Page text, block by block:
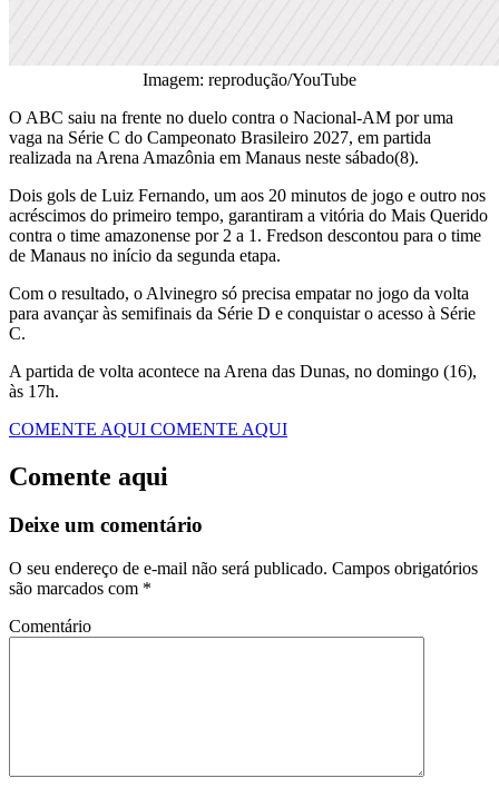
Imagem: reprodução/YouTube
O ABC saiu na frente no duelo contra o Nacional-AM por uma
vaga na Série C do Campeonato Brasileiro 2027, em partida
realizada na Arena Amazônia em Manaus neste sábado(8).
Dois gols de Luiz Fernando, um aos 20 minutos de jogo e outro nos
acréscimos do primeiro tempo, garantiram a vitória do Mais Querido
contra o time amazonense por 2 a 1. Fredson descontou para o time
de Manaus no início da segunda etapa.
Com o resultado, o Alvinegro só precisa empatar no jogo da volta
para avançar às semifinais da Série D e conquistar o acesso à Série
C.
A partida de volta acontece na Arena das Dunas, no domingo (16),
às 17h.
COMENTE AQUI COMENTE AQUI
Comente aqui
Deixe um comentário
O seu endereço de e-mail não será publicado. Campos obrigatórios
são marcados com *
Comentário